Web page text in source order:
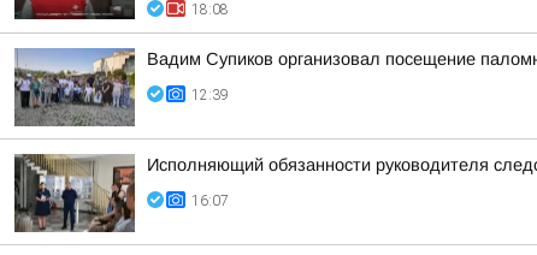
18:08
Вадим Супиков организовал посещение
12:39
Исполняющий обязанности руководителя
16:07